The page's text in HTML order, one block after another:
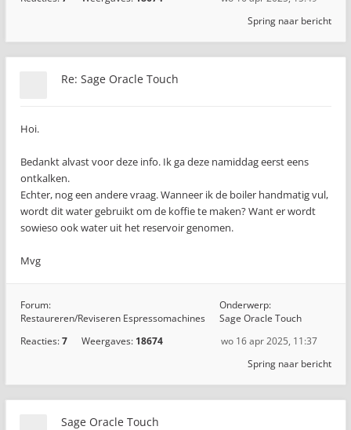
Spring naar bericht
Re: Sage Oracle Touch
Hoi.
Bedankt alvast voor deze info. Ik ga deze namiddag eerst eens
ontkalken.
Echter, nog een andere vraag. Wanneer ik de boiler handmatig vul,
wordt dit water gebruikt om de koffie te maken? Want er wordt
sowieso ook water uit het reservoir genomen.
Mvg
Forum:
Restaureren/Reviseren Espressomachines
Onderwerp:
Sage Oracle Touch
Reacties:7 Weergaves: 18674
wo 16 apr 2025, 11:37
Spring naar bericht
Sage Oracle Touch